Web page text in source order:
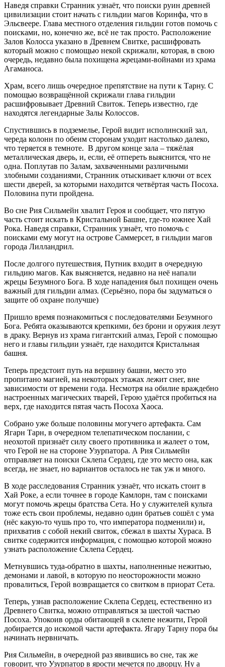
Наведя справки Странник узнаёт, что поиски руин древней
цивилизации стоит начать с гильдии магов Коринфа, что в
Эльсвеере. Глава местного отделения гильдии готов помочь с
поисками, но, конечно же, всё не так просто. Расположение
Залов Колосса указано в Древнем Свитке, расшифровать
который можно с помощью некой скрижали, которая, в свою
очередь, недавно была похищена жрецами-войнами из храма
Агаманоса.
Храм, всего лишь очередное препятствие на пути к Тарну. С
помощью возвращённой скрижали глава гильдии
расшифровывает Древний Свиток. Теперь известно, где
находятся легендарные Залы Колоссов.
Спустившись в подземелье, Герой видит исполинский зал,
череда колонн по обеим сторонам уходит настолько далеко,
что теряется в темноте. В другом конце зала – тяжёлая
металлическая дверь, и, если, её отпереть выяснится, что не
одна. Поплутав по Залам, захваченными различными
злобными созданиями, Странник отыскивает ключи от всех
шести дверей, за которыми находится четвёртая часть Посоха.
Половина пути пройдена.
Во сне Рия Сильмейн хвалит Героя и сообщает, что пятую
часть стоит искать в Кристальной Башне, где-то южнее Хай
Рока. Наведя справки, Странник узнаёт, что помочь с
поисками ему могут на острове Саммерсет, в гильдии магов
города Лилландрил.
После долгого путешествия, Путник входит в очередную
гильдию магов. Как выясняется, недавно на неё напали
жрецы Безумного Бога. В ходе нападения был похищен очень
важный для гильдии алмаз. (Серьёзно, пора бы задуматься о
защите об охране получше)
Пришло время познакомиться с последователями Безумного
Бога. Ребята оказываются крепкими, без брони и оружия лезут
в драку. Вернув из храма гигантский алмаз, Герой с помощью
него и главы гильдии узнаёт, где находится Кристальная
башня.
Теперь предстоит путь на вершину башни, место это
пропитано магией, на некоторых этажах лежит снег, вне
зависимости от времени года. Несмотря на обилие враждебно
настроенных магических тварей, Герою удаётся пробиться на
верх, где находится пятая часть Посоха Хаоса.
Собрано уже больше половины могучего артефакта. Сам
Ягарн Тарн, в очередном телепатическом послании, с
неохотой признаёт силу своего противника и жалеет о том,
что Герой не на стороне Узурпатора. А Рия Сильмейн
отправляет на поиски Склепа Сердец, где это место она, как
всегда, не знает, но вариантов осталось не так уж и много.
В ходе расследования Странник узнаёт, что искать стоит в
Хай Роке, а если точнее в городе Камлорн, там с поисками
могут помочь жрецы братства Сета. Но у служителей культа
тоже есть свои проблемы, недавно один братьев сошёл с ума
(нёс какую-то чушь про то, что императора подменили) и,
прихватив с собой некий свиток, сбежал в шахты Хураса. В
свитке содержится информация, с помощью которой можно
узнать расположение Склепа Сердец.
Метнувшись туда-обратно в шахты, наполненные нежитью,
демонами и лавой, в которую по неосторожности можно
провалиться, Герой возвращается со свитком в приорат Сета.
Теперь, узнав расположение Склепа Сердец, естественно из
Древнего Свитка, можно отправляться за шестой частью
Посоха. Упокоив орды обитающей в склепе нежити, Герой
добирается до искомой части артефакта. Ягару Тарну пора бы
начинать нервничать.
Рия Сильмейн, в очередной раз явившись во сне, так же
говорит, что Узурпатор в ярости мечется по дворцу. Ну а